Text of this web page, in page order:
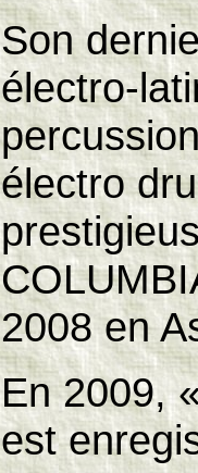
Son
électro-
électro
2008 en
En 2009,
est